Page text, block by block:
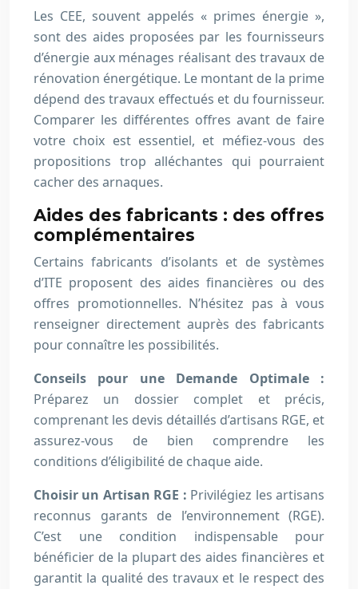
Les CEE, souvent appelés « primes énergie »,
sont des aides proposées par les fournisseurs
d’énergie aux ménages réalisant des travaux de
rénovation énergétique. Le montant de la prime
dépend des travaux effectués et du fournisseur.
Comparer les différentes offres avant de faire
votre choix est essentiel, et méfiez-vous des
propositions trop alléchantes qui pourraient
cacher des arnaques.
Aides des fabricants : des offres
complémentaires
Certains fabricants d’isolants et de systèmes
d’ITE proposent des aides financières ou des
offres promotionnelles. N’hésitez pas à vous
renseigner directement auprès des fabricants
pour connaître les possibilités.
Conseils pour une Demande Optimale :
Préparez un dossier complet et précis,
comprenant les devis détaillés d’artisans RGE, et
assurez-vous de bien comprendre les
conditions d’éligibilité de chaque aide.
Choisir un Artisan RGE : Privilégiez les artisans
reconnus garants de l’environnement (RGE).
C’est une condition indispensable pour
bénéficier de la plupart des aides financières et
garantit la qualité des travaux et le respect des